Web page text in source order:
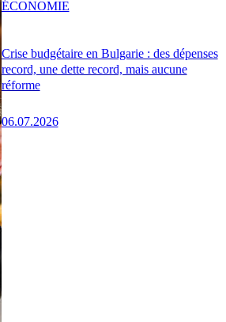
Crise budgétaire en Bulgarie : des dépenses
record, une dette record, mais aucune
réforme
06.07.2026
ÉCONOMIE